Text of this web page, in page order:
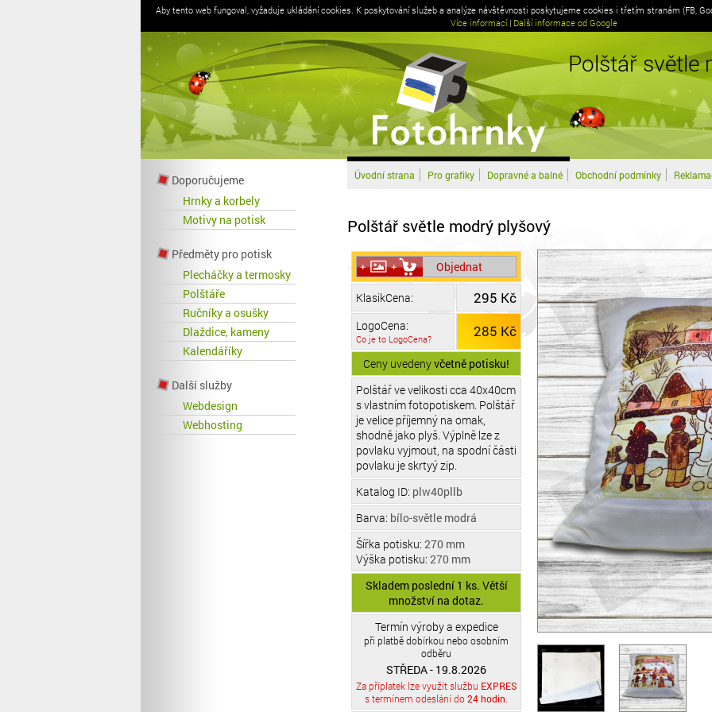
Polštář světle
Výroba www
Aby tento web fungoval, vyžaduje ukládání cookies. K poskytování služeb a analýze návštěvnosti poskytujeme cookies i třetím stranám (FB,
Více informací| Další informace od Google
Doporučujeme
Hrnky a korbely
Motivy na potisk
Předměty pro potisk
Plecháčky a termosky
Polštáře
Ručníky a osušky
Dlaždice, kameny
Kalendáříky
Další služby
Webdesign
Webhosting
Úvodní strana Pro grafiky Dopravné a balné Obchodní podmínky
Polštář světle modrý plyšový
Objednat
KlasikCena: 295 Kč
LogoCena:
Co je to LogoCena? 285 Kč
Ceny uvedenyvčetně potisku!
Polštář ve velikosti cca 40x40cm
s vlastním fotopotiskem. Polštář
je velice příjemný na omak,
shodně jako plyš. Výplně lze z
povlaku vyjmout, na spodní části
povlaku je skrtyý zip.
Katalog ID: plw40pllb
Barva: bílo-světle modrá
Šířka potisku: 270 mm
Výška potisku: 270 mm
Skladem poslední 1 ks. Větší
množství na dotaz.
Termín výroby a expedice
při platbě dobírkou nebo osobním
odběru
STŘEDA - 19.8.2026
Za příplatek lze využít službu EXPRES
s termínem odeslání do24 hodin